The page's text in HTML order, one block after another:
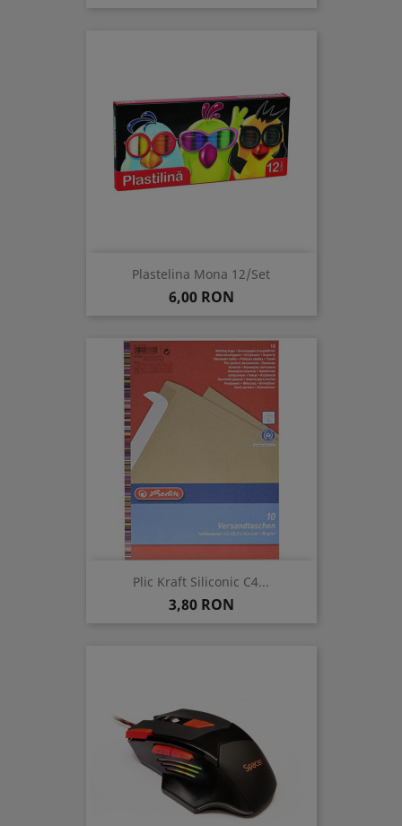
Plastelina Mona 12/set
Pret
6,00 RON
Plic Kraft Siliconic C4...
Pret
3,80 RON